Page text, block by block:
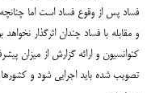
فساد پس از وقوع فساد است اما
و مقابله با فساد چندان اثرگذار نخواهد
کنوانسیون و ارائه گزارش از میزان
تصویب شده باید اجرایی شود و